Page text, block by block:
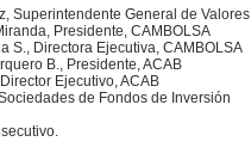
, Superintendente General de Valores
Presidente, CAMBOLSA
S., Directora Ejecutiva, CAMBOLSA
B., Presidente, ACAB
Ejecutivo, ACAB
de Fondos de Inversión